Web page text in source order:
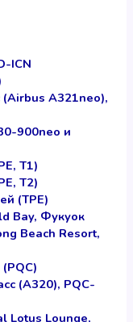
ICN
(Airbus A321neo),
900neo и
T1)
T2)
(TPE)
Bay, Фукуок
Beach Resort,
(A320), PQC-
Lotus Lounge,